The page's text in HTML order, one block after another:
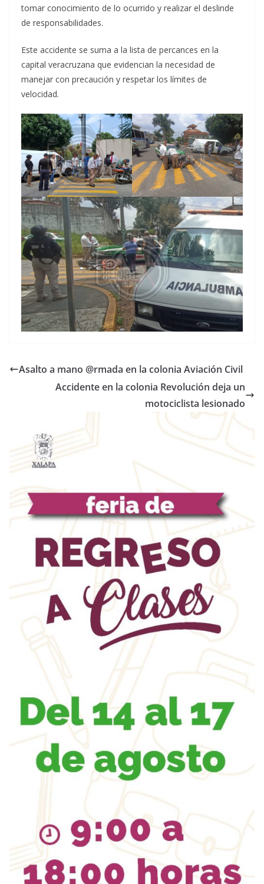
tomar conocimiento de lo ocurrido y realizar el deslinde
de responsabilidades.
Este accidente se suma a la lista de percances en la
capital veracruzana que evidencian la necesidad de
manejar con precaución y respetar los límites de
velocidad.
Asalto a mano @rmada en la colonia Aviación Civil
Accidente en la colonia Revolución deja un
motociclista lesionado